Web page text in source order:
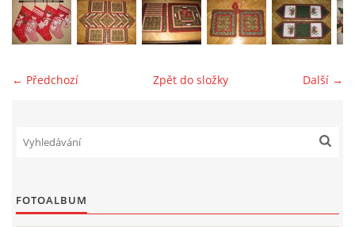
← Předchozí Další →
Zpět do složky
FOTOALBUM